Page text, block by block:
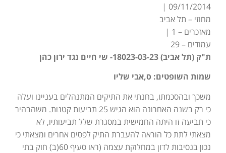
09/11/2014 |
מחוזי – תל אביב
מאזכרים – 1 |
עמודים – 29
ת"ק (תל אביב) 18023-03-23- שי חיים נגד ירון כהן
שמות השופטים: ס,אבי שליו
משכך ובהסכמתו, בחנתי את התיקים המתנהלים בעניינו ועלה
כי רק בשנה האחרונה הוא הגיש 25 תביעות קטנות. משהבהיר
כי תביעה זו היתה החמישית במסגרת שלל תביעותיו, לא
מצאתי לתת כל הוראה להעברת התיק לפסים אחרים ומצאתי כי
נכון בנסיבות לדון במחלוקת עצמה (ראו סעיף 60(ב) חוק בתי